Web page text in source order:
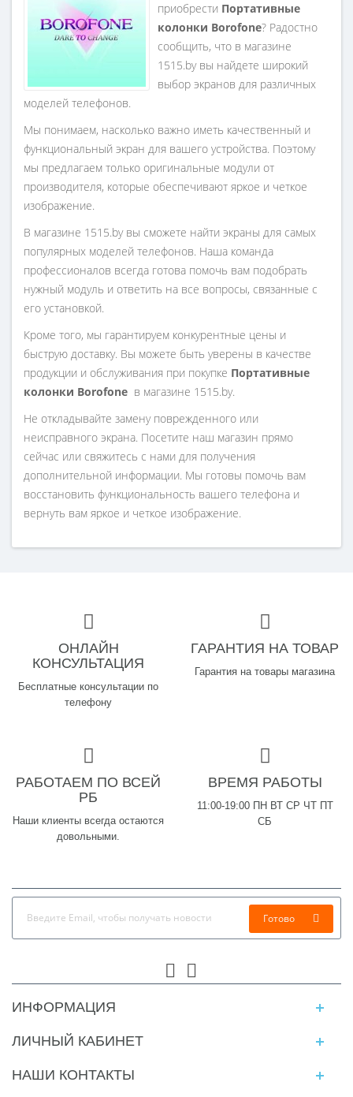
приобрести Портативные
колонки Borofone? Радостно
сообщить, что в магазине
1515.by вы найдете широкий
выбор экранов для различных
моделей телефонов.
Мы понимаем, насколько важно иметь качественный и
функциональный экран для вашего устройства. Поэтому
мы предлагаем только оригинальные модули от
производителя, которые обеспечивают яркое и четкое
изображение.
В магазине 1515.by вы сможете найти экраны для самых
популярных моделей телефонов. Наша команда
профессионалов всегда готова помочь вам подобрать
нужный модуль и ответить на все вопросы, связанные с
его установкой.
Кроме того, мы гарантируем конкурентные цены и
быструю доставку. Вы можете быть уверены в качестве
продукции и обслуживания при покупке Портативные
колонки Borofone в магазине 1515.by.
Не откладывайте замену поврежденного или
неисправного экрана. Посетите наш магазин прямо
сейчас или свяжитесь с нами для получения
дополнительной информации. Мы готовы помочь вам
восстановить функциональность вашего телефона и
вернуть вам яркое и четкое изображение.
ОНЛАЙН
КОНСУЛЬТАЦИЯ
Бесплатные консультации по
телефону
ГАРАНТИЯ НА ТОВАР
Гарантия на товары магазина
РАБОТАЕМ ПО ВСЕЙ
РБ
Наши клиенты всегда остаются
довольными.
ВРЕМЯ РАБОТЫ
11:00-19:00 ПН ВТ СР ЧТ ПТ
СБ
Готово
ИНФОРМАЦИЯ
ЛИЧНЫЙ КАБИНЕТ
НАШИ КОНТАКТЫ